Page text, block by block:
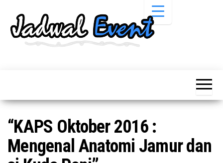
Pameran,
Acara &
Promo
Terbaru
Pameran,
Bazaar,
Workshop,
Job Fair,
Lomba dll.
“KAPS Oktober 2016 :
Mengenal Anatomi Jamur dan